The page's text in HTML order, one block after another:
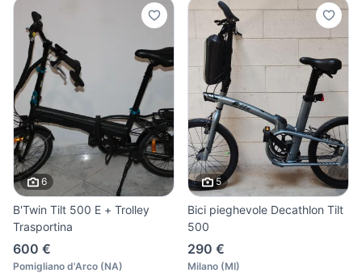
6
B'Twin Tilt 500 E + Trolley
Trasportina
600 €
Pomigliano d'Arco (NA)
5
Bici pieghevole Decathlon Tilt
500
290 €
Milano (MI)